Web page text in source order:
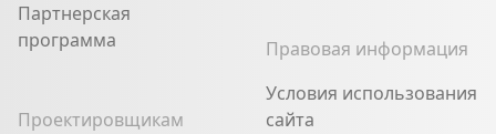
Партнерская
программа
Проектировщикам
Правовая информация
Условия использования
сайта